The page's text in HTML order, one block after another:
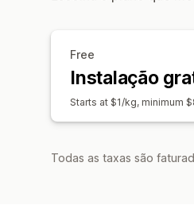
Free
Instalação
Starts at $1/kg, minimum
Todas as taxas são